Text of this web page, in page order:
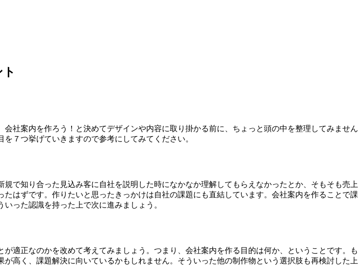
社案内を作ろう！と決めてデザインや内容に取り掛かる前に、ちょっと頭の中を整理してみません
７つ挙げていきますので参考にしてみてください。
で知り合った見込み客に自社を説明した時になかなか理解してもらえなかったとか、そもそも売上
はずです。 作りたいと思ったきっかけは自社の課題にも直結しています。 会社案内を作ることで課
った認識を持った上で次に進みましょう。
適正なのかを改めて考えてみましょう。つまり、会社案内を作る目的は何か、ということです。も
高く、課題解決に向いているかもしれません。そういった他の制作物という選択肢も再検討した上